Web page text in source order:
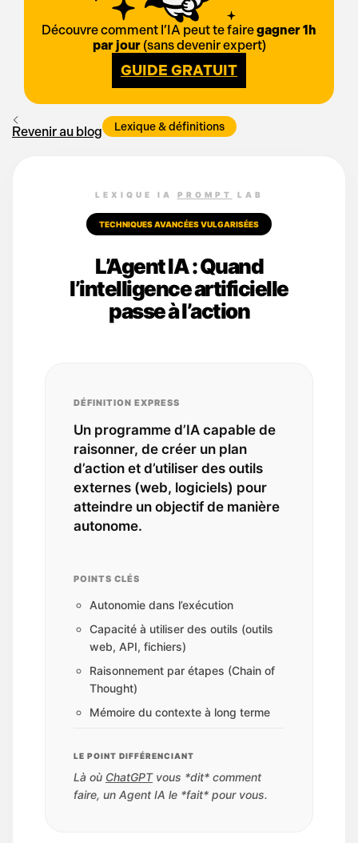
Revenir au blog Lexique & définitions
LEXIQUE IA PROMPT LAB
TECHNIQUES AVANCÉES VULGARISÉES
L’Agent IA : Quand
l’intelligence artificielle
passe à l’action
DÉFINITION EXPRESS
Un programme d’IA capable de
raisonner, de créer un plan
d’action et d’utiliser des outils
externes (web, logiciels) pour
atteindre un objectif de manière
autonome.
POINTS CLÉS
Autonomie dans l’exécution
Capacité à utiliser des outils (outils
web, API, fichiers)
Raisonnement par étapes (Chain of
Thought)
Mémoire du contexte à long terme
LE POINT DIFFÉRENCIANT
Là où ChatGPTvous *dit* comment
faire, un Agent IA le *fait* pour vous.
Découvre comment l’IA peut te fairegagner 1h
par jour(sans devenir expert)
GUIDE GRATUIT